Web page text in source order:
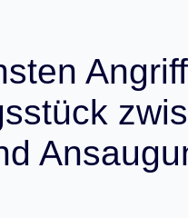
sten Angriff
sstück zwis
d Ansaugu